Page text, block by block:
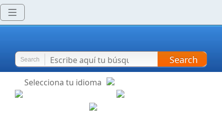
Search Search
Selecciona tu idioma